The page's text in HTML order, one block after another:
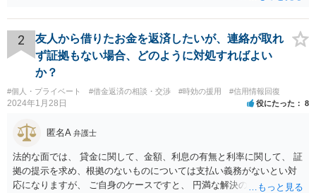
2
友人から借りたお金を返済したいが、連絡が取れ
ず証拠もない場合、どのように対処すればよい
か？
#個人・プライベート #借金返済の相談・交渉 #時効の援用 #信用情報回復
2024年1月28日 役にたった 8
匿名A 弁護士
法的な面では、 貸金に関して、金額、利息の有無と利率に関して、 証
拠の提示を求め、根拠のないものについては支払い義務がないとい対
応になりますが、 ご自身のケースですと、 円満な解決のため、一定程